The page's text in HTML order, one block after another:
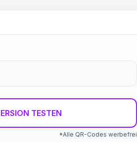
TESTEN
*Alle QR-Codes werbefrei